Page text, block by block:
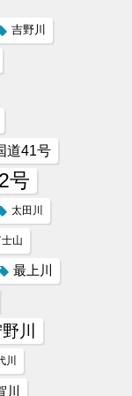
吉野川
道41号
号
太田川
山
最上川
川
川
川